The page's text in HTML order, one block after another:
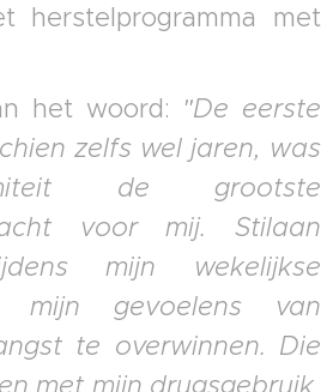
herstelprogramma met
het woord: "De eerste
zelfs wel jaren, was
de grootste
voor mij. Stilaan
mijn wekelijkse
mijn gevoelens van
te overwinnen. Die
met mijn drugsgebruik,